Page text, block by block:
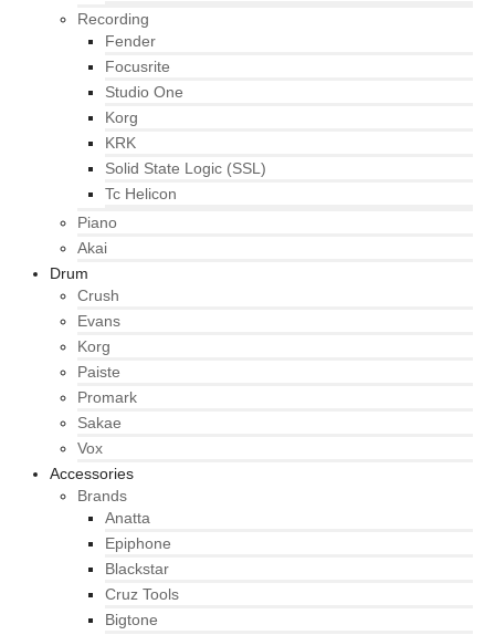
Recording
Fender
Focusrite
Studio One
Korg
KRK
Solid State Logic (SSL)
Tc Helicon
Piano
Akai
Drum
Crush
Evans
Korg
Paiste
Promark
Sakae
Vox
Accessories
Brands
Anatta
Epiphone
Blackstar
Cruz Tools
Bigtone